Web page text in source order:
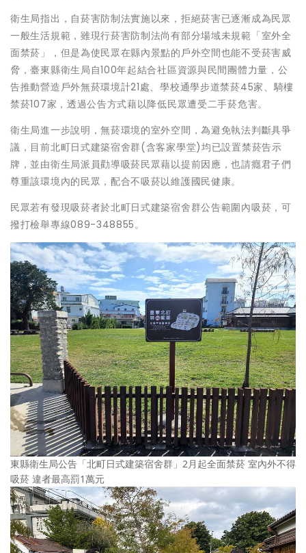
衛生局指出，自菸害防制法實施以來，拒絕菸害已逐漸成為民眾
一般生活規範，雖現行菸害防制法尚有部分場域未規範「室外全
面禁菸」，但是為使民眾在縣內景點的戶外空間也能不受菸害威
脅，臺東縣衛生局自100年起結合社區資源與民間團體力量，公
告推動營造戶外無菸環境計21處、學校通學步道禁菸45家、騎樓
禁菸107家，透過公告方式藉以降低民眾遭受二手菸危害。
衛生局進一步說明，無菸環境的室外空間，為避免執法判斷具爭
議，目前北町日式建築宿舍群(含客家學堂)均已設置禁菸告示
牌，並由衛生局派員勸導吸菸民眾藉以提前因應，也請癮君子們
尊重該環境內的民眾，配合不吸菸以維護國民健康。
民眾若有發現吸菸者於北町日式建築宿舍群公告範圍內吸菸，可
撥打檢舉專線089-348855。
東縣衛生局公告「北町日式建築宿舍群」2月起全面禁菸 室內外不得
吸菸 違者最高罰1萬元